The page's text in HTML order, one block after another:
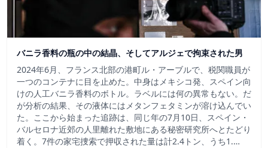
バニラ香料の瓶の中の結晶、そしてアルジェで拘束された男
2024年6月、フランス北部の港町ル・アーブルで、税関職員が
一つのコンテナに目を止めた。中身はメキシコ発、スペイン向
けの人工バニラ香料のボトル。ラベルには何の異常もない。だ
が分析の結果、その液体にはメタンフェタミンが溶け込んでい
た。ここから始まった追跡は、同じ年の7月10日、スペイン・
バルセロナ近郊の人里離れた敷地にある秘密研究所へとたどり
着く。7件の家宅捜索で押収された量は計2.4トン、うち1.…